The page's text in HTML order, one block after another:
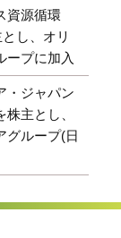
資源循環
し、オリ
ープに加入
・ジャパン
主とし、
グループ(日